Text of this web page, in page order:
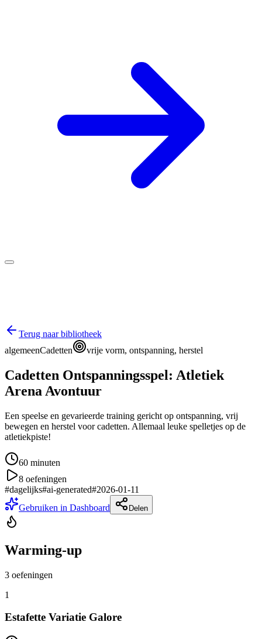
Terug naar bibliotheek
algemeenCadetten vrije vorm, ontspanning, herstel
Cadetten Ontspanningsspel: Atletiek
Arena Avontuur
Een speelse en gevarieerde training gericht op ontspanning, vrij
bewegen en herstel voor cadetten. Allemaal leuke spelletjes op de
atletiekpiste!
60 minuten
8 oefeningen
#dagelijks#ai-generated#2026-01-11
Gebruiken in Dashboard
Delen
Warming-up
3 oefeningen
1
Estafette Variatie Galore